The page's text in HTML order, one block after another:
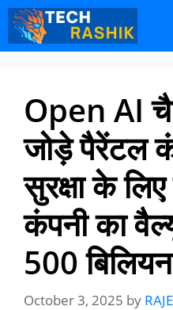
Skip
content
Skip
content
Open AI
जोड़े पैरेंटल
सुरक्षा के
कंपनी का
500
October 3, 2025 by